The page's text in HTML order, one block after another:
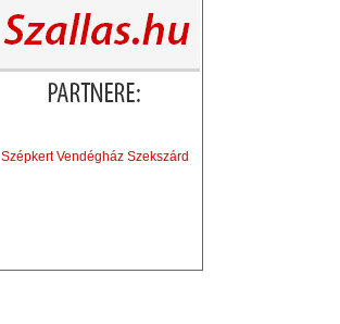
Szépkert Vendégház Szekszárd